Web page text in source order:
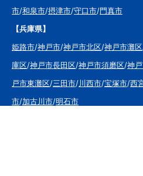
市/和泉市/摂津市/守口市/門真市
【兵庫県】
姫路市/神戸市/神戸市北区/神戸市灘区
庫区/神戸市長田区/神戸市須磨区/神
戸市東灘区/三田市/川西市/宝塚市/西
市/加古川市/明石市